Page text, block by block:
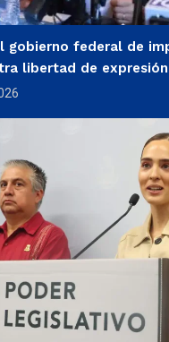
gobierno federal de
libertad de expresión